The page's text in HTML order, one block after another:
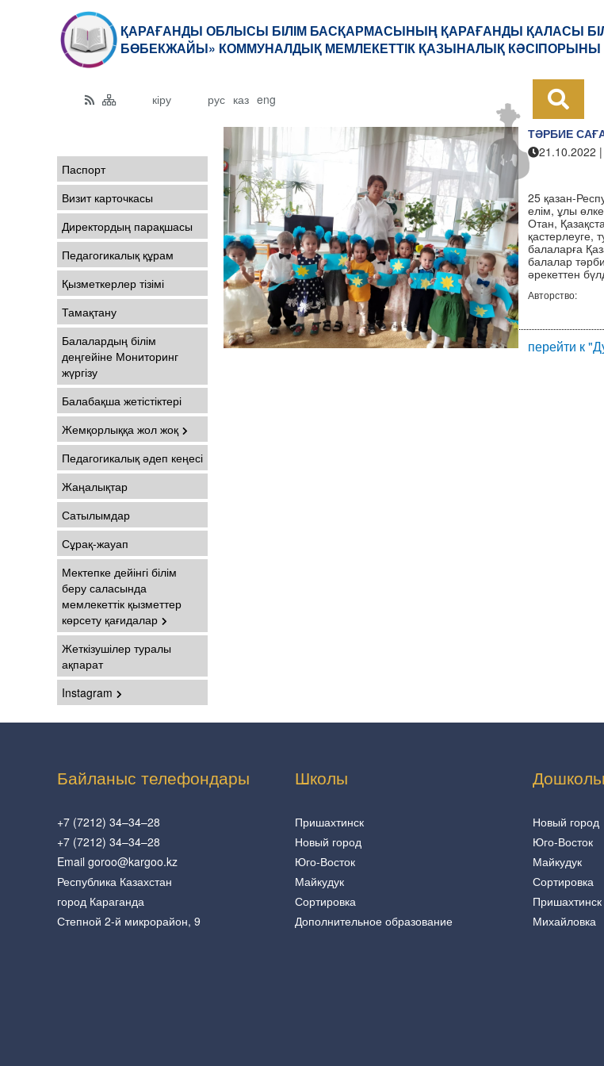
ҚАРАҒАНДЫ ОБЛЫСЫ БІЛІМ БАСҚАРМАСЫНЫҢ ҚАРАҒАНДЫ ҚАЛАСЫ
БӨБЕКЖАЙЫ» КОММУНАЛДЫҚ МЕМЛЕКЕТТІК ҚАЗЫНАЛЫҚ КӘСІПОРЫНЫ
кіру рус каз eng
Паспорт
Визит карточкасы
Директордың парақшасы
Педагогикалық құрам
Қызметкерлер тізімі
Тамақтану
Балалардың білім
деңгейіне Мониторинг
жүргізу
Балабақша жетістіктері
Жемқорлыққа жол жоқ
Педагогикалық әдеп кеңесі
Жаңалықтар
Сатылымдар
Сұрақ-жауап
Мектепке дейінгі білім
беру саласында
мемлекеттік қызметтер
көрсету қағидалар
Жеткізушілер туралы
ақпарат
Instagram
ТӘРБИЕ
21.10.2022 |
"Думан"
25 қазан-
елім, ұлы
Отан,
қастерлеуге,
балаларға
балалар
әрекеттен
Авторство:
перейти к
Байланыс телефондары
+7 (7212) 34–34–28
+7 (7212) 34–34–28
Email goroo@kargoo.kz
Республика Казахстан
город Караганда
Степной 2-й микрорайон, 9
Школы
Пришахтинск
Новый город
Юго-Восток
Майкудук
Сортировка
Дополнительное образование
Новый город
Юго-Восток
Майкудук
Сортировка
Пришахтинск
Михайловка